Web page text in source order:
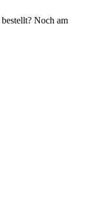
bestellt? Noch am